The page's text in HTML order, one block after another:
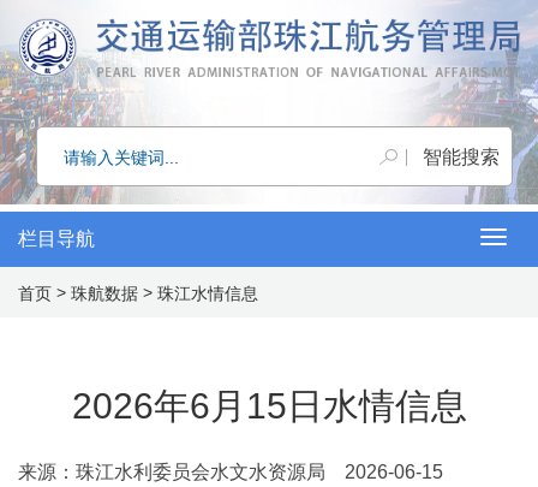
栏目导航
首页 > 珠航数据 > 珠江水情信息
2026年6月15日水情信息
来源：珠江水利委员会水文水资源局 2026-06-15